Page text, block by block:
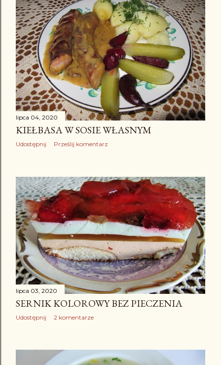
lipca 04, 2020
KIEŁBASA W SOSIE WŁASNYM
Udostępnij Prześlij komentarz
lipca 03, 2020
SERNIK KOLOROWY BEZ PIECZENIA
Udostępnij 2 komentarze